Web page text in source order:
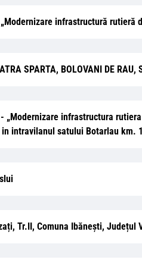
infrastructură
SPARTA, BOLOVANI DE RAU,
infrastructura
intravilanul satului Botarlau km.
Tr.II, Comuna Ibănești, Județul